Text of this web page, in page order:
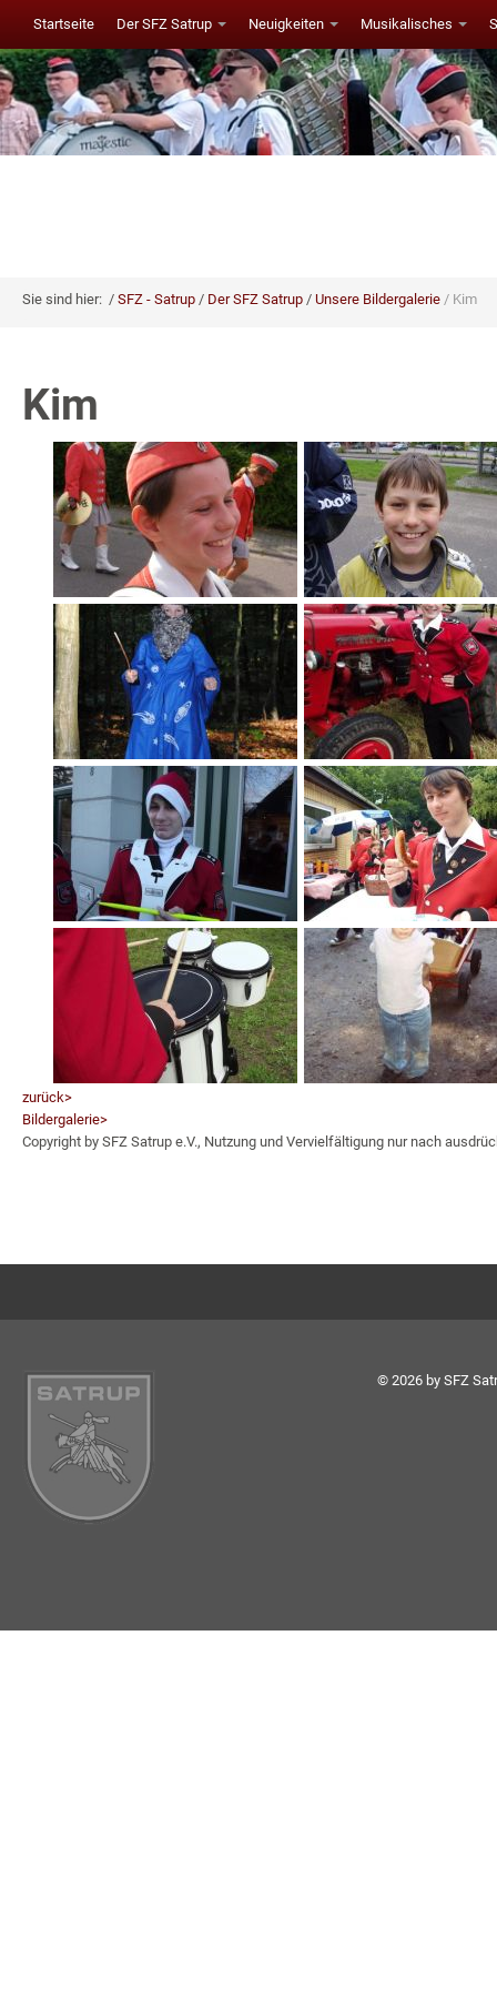
Startseite Der SFZ Satrup Neuigkeiten Musikalisches
Sie sind hier: SFZ - Satrup Der SFZ Satrup Unsere Bildergalerie Kim
Kim
zurück>
Bildergalerie>
Copyright by SFZ Satrup e.V., Nutzung und Vervielfältigung nur nach
© 2026 by SFZ